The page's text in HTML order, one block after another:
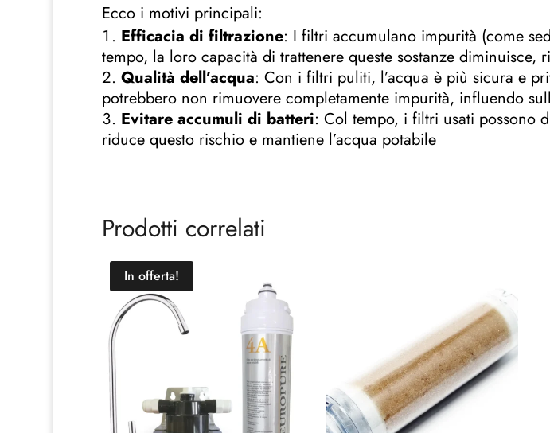
Ecco i motivi principali:
Efficacia di filtrazione: I filtri accumulano impurità (come
tempo, la loro capacità di trattenere queste sostanze diminuisce,
Qualità dell’acqua: Con i filtri puliti, l’acqua è più sicura e
potrebbero non rimuovere completamente impurità, influendo
Evitare accumuli di batteri: Col tempo, i filtri usati possono
riduce questo rischio e mantiene l’acqua potabile
Prodotti correlati
In offerta!